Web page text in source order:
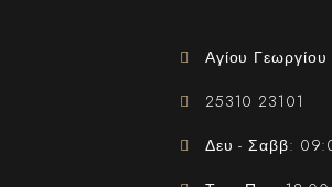
Αγίου
25310 23101
Δευ - Σαββ: